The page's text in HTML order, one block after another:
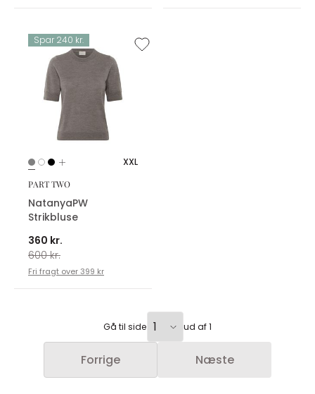
Spar 240 kr.
XXL
PART TWO
NatanyaPW
Strikbluse
360 kr.
600 kr.
Fri fragt over 399 kr
Gå til side ud af 1
Forrige Næste